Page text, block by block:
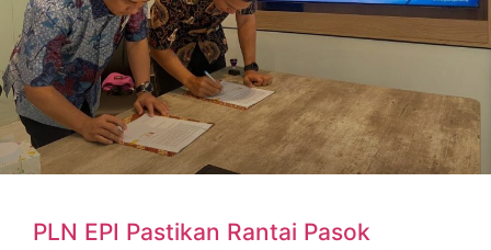
PLN EPI Pastikan Rantai Pasok